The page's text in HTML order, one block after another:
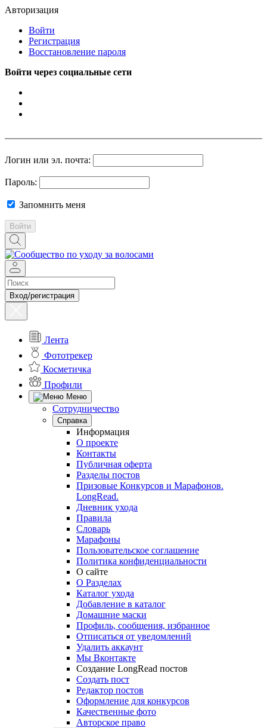
Авторизация
Войти
Регистрация
Восстановление пароля
Войти через социальные сети
Логин или эл. почта:
Пароль:
Запомнить меня
Войти
Вход/регистрация
Лента
Фототрекер
Косметичка
Профили
Меню
Сотрудничество
Справка
Информация
О проекте
Контакты
Публичная оферта
Разделы постов
Призовые Конкурсов и Марафонов.
LongRead.
Дневник ухода
Правила
Словарь
Марафоны
Пользовательское соглашение
Политика конфиденциальности
О сайте
О Разделах
Каталог ухода
Добавление в каталог
Домашние маски
Профиль, сообщения, избранное
Отписаться от уведомлений
Удалить аккаунт
Мы Вконтакте
Создание LongRead постов
Создать пост
Редактор постов
Оформление для конкурсов
Качественные фото
Авторское право